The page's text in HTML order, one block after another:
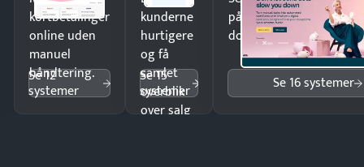
kortbetalinger
online uden
manuel
håndtering.
Se 12
systemer
kunderne
hurtigere
og få
samlet
overblik
over salg
Se 15
systemer
på minutter og mist
dokumenter.
Se 16 systemer